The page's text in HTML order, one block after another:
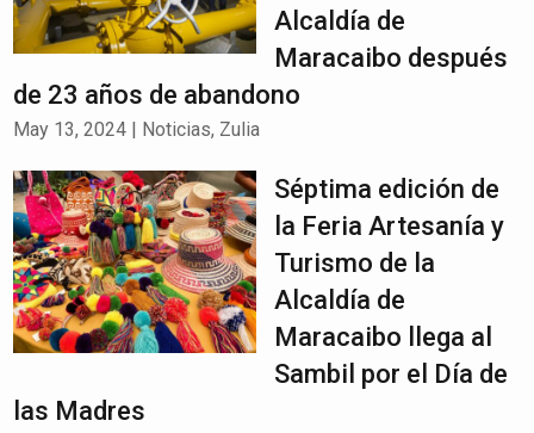
Alcaldía de
Maracaibo después
de 23 años de abandono
May 13, 2024 | Noticias, Zulia
Séptima edición de
la Feria Artesanía y
Turismo de la
Alcaldía de
Maracaibo llega al
Sambil por el Día de
las Madres